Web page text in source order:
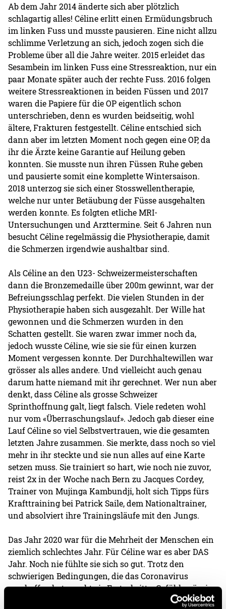
Ab dem Jahr 2014 änderte sich aber plötzlich
schlagartig alles! Céline erlitt einen Ermüdungsbruch
im linken Fuss und musste pausieren. Eine nicht allzu
schlimme Verletzung an sich, jedoch zogen sich die
Probleme über all die Jahre weiter. 2015 erleidet das
Sesambein im linken Fuss eine Stressreaktion, nur ein
paar Monate später auch der rechte Fuss. 2016 folgen
weitere Stressreaktionen in beiden Füssen und 2017
waren die Papiere für die OP eigentlich schon
unterschrieben, denn es wurden beidseitig, wohl
ältere, Frakturen festgestellt. Céline entschied sich
dann aber im letzten Moment noch gegen eine OP, da
ihr die Ärzte keine Garantie auf Heilung geben
konnten. Sie musste nun ihren Füssen Ruhe geben
und pausierte somit eine komplette Wintersaison.
2018 unterzog sie sich einer Stosswellentherapie,
welche nur unter Betäubung der Füsse ausgehalten
werden konnte. Es folgten etliche MRI-
Untersuchungen und Arzttermine. Seit 6 Jahren nun
besucht Céline regelmässig die Physiotherapie, damit
die Schmerzen irgendwie aushaltbar sind.
Als Céline an den U23- Schweizermeisterschaften
dann die Bronzemedaille über 200m gewinnt, war der
Befreiungsschlag perfekt. Die vielen Stunden in der
Physiotherapie haben sich ausgezahlt. Der Wille hat
gewonnen und die Schmerzen wurden in den
Schatten gestellt. Sie waren zwar immer noch da,
jedoch wusste Céline, wie sie sie für einen kurzen
Moment vergessen konnte. Der Durchhaltewillen war
grösser als alles andere. Und vielleicht auch genau
darum hatte niemand mit ihr gerechnet. Wer nun aber
denkt, dass Céline als grosse Schweizer
Sprinthoffnung galt, liegt falsch. Viele redeten wohl
nur vom «Überraschungslauf». Jedoch gab dieser eine
Lauf Céline so viel Selbstvertrauen, wie die gesamten
letzten Jahre zusammen. Sie merkte, dass noch so viel
mehr in ihr steckte und sie nun alles auf eine Karte
setzen muss. Sie trainiert so hart, wie noch nie zuvor,
reist 2x in der Woche nach Bern zu Jacques Cordey,
Trainer von Mujinga Kambundji, holt sich Tipps fürs
Krafttraining bei Patrick Saile, dem Nationaltrainer,
und absolviert ihre Trainingsläufe mit den Jungs.
Das Jahr 2020 war für die Mehrheit der Menschen ein
ziemlich schlechtes Jahr. Für Céline war es aber DAS
Jahr. Noch nie fühlte sie sich so gut. Trotz den
schwierigen Bedingungen, die das Coronavirus
geschaffen hat, macht sie Fortschritte. Gefühlsmässig
sogar so viel, wie noch nie zuvor. Während des